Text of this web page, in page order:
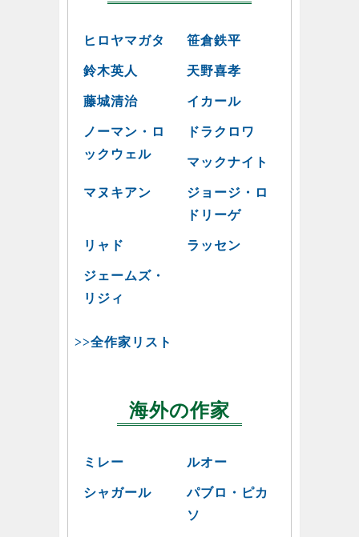
ヒロヤマガタ 笹倉鉄平
鈴木英人 天野喜孝
藤城清治 イカール
ノーマン・ロ
ックウェル
ドラクロワ
マックナイト
マヌキアン
ジョージ・ロ
ドリーゲ
リャド ラッセン
ジェームズ・
リジィ
>>全作家リスト
海外の作家
ミレー ルオー
シャガール
パブロ・ピカ
ソ